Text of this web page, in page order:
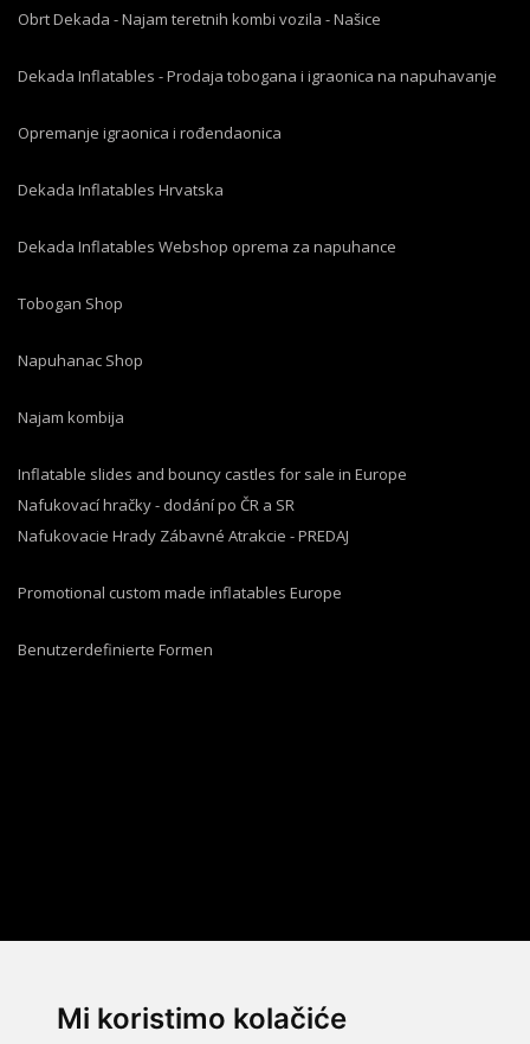
Mi koristimo kolačiće
Obrt Dekada - Najam teretnih kombi vozila - Našice
Dekada Inflatables - Prodaja tobogana i igraonica na napuhavanje
Opremanje igraonica i rođendaonica
Dekada Inflatables Hrvatska
Dekada Inflatables Webshop oprema za napuhance
Tobogan Shop
Napuhanac Shop
Najam kombija
Inflatable slides and bouncy castles for sale in Europe
Nafukovací hračky - dodání po ČR a SR
Nafukovacie Hrady Zábavné Atrakcie - PREDAJ
Promotional custom made inflatables Europe
Benutzerdefinierte Formen